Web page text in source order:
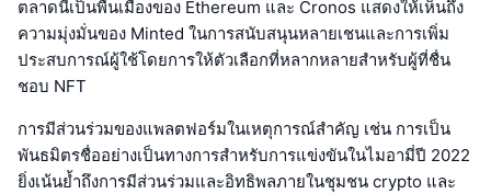
ตลาดนี้เป็นพื้นเมืองของ Ethereum และ Cronos แสดงให้เห็นถึง
ความมุ่งมั่นของ Minted ในการสนับสนุนหลายเชนและการเพิ่ม
ประสบการณ์ผู้ใช้โดยการให้ตัวเลือกที่หลากหลายสำหรับผู้ที่ชื่น
ชอบ NFT
การมีส่วนร่วมของแพลตฟอร์มในเหตุการณ์สำคัญ เช่น การเป็น
พันธมิตรชื่ออย่างเป็นทางการสำหรับการแข่งขันในไมอามี่ปี 2022
ยิ่งเน้นย้ำถึงการมีส่วนร่วมและอิทธิพลภายในชุมชน crypto และ